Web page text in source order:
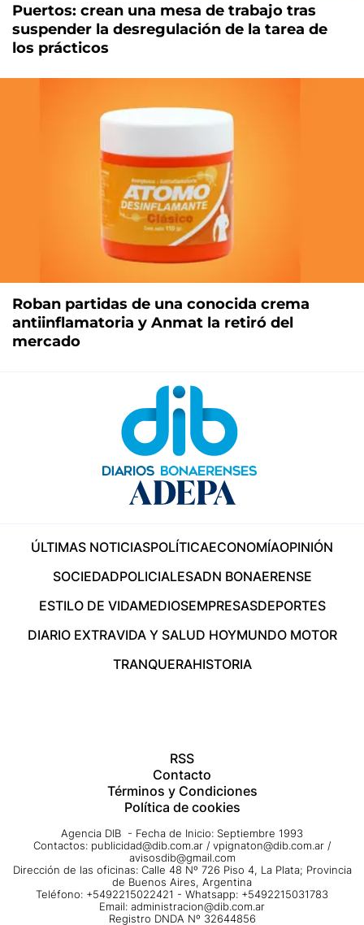
Puertos: crean una mesa de trabajo tras
suspender la desregulación de la tarea de
los prácticos
Roban partidas de una conocida crema
antiinflamatoria y Anmat la retiró del
mercado
ÚLTIMAS NOTICIASPOLÍTICAECONOMÍAOPINIÓN
SOCIEDADPOLICIALESADN BONAERENSE
ESTILO DE VIDAMEDIOSEMPRESASDEPORTES
DIARIO EXTRAVIDA Y SALUD HOYMUNDO MOTOR
TRANQUERAHISTORIA
RSS
Contacto
Términos y Condiciones
Política de cookies
Agencia DIB - Fecha de Inicio: Septiembre 1993
Contactos: publicidad@dib.com.ar / vpignaton@dib.com.ar /
avisosdib@gmail.com
Dirección de las oficinas: Calle 48 Nº 726 Piso 4, La Plata; Provincia
de Buenos Aires, Argentina
Teléfono: +5492215022421 - Whatsapp: +5492215031783
Email: administracion@dib.com.ar
Registro DNDA Nº 32644856